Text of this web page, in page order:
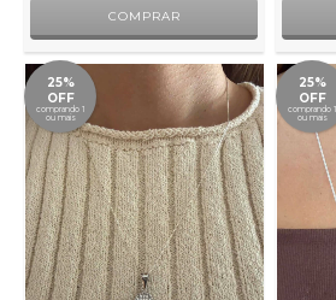
25%
OFF
comprando 1
ou mais
25%
OFF
comprando 1
ou mais